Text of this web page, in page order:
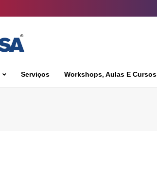
Serviços Workshops, Aulas E Cursos